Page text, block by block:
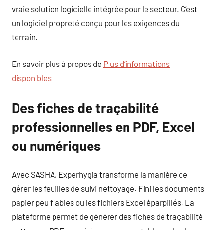
vraie solution logicielle intégrée pour le secteur. C’est
un logiciel propreté conçu pour les exigences du
terrain.
En savoir plus à propos de Plus d’informations
disponibles
Des fiches de traçabilité
professionnelles en PDF, Excel
ou numériques
Avec SASHA, Experhygia transforme la manière de
gérer les feuilles de suivi nettoyage. Fini les documents
papier peu fiables ou les fichiers Excel éparpillés. La
plateforme permet de générer des fiches de traçabilité